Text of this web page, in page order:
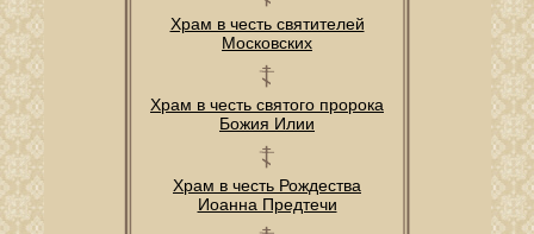
Храм в честь святителей
Московских
Храм в честь святого пророка
Божия Илии
Храм в честь Рождества
Иоанна Предтечи